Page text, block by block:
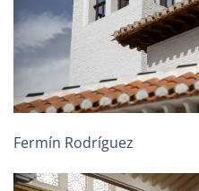
Fermín Rodríguez